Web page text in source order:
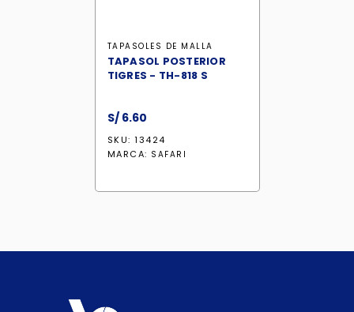
TAPASOLES DE MALLA
TAPASOL POSTERIOR
TIGRES - TH-818 S
S/6.60
SKU: 13424
MARCA: SAFARI